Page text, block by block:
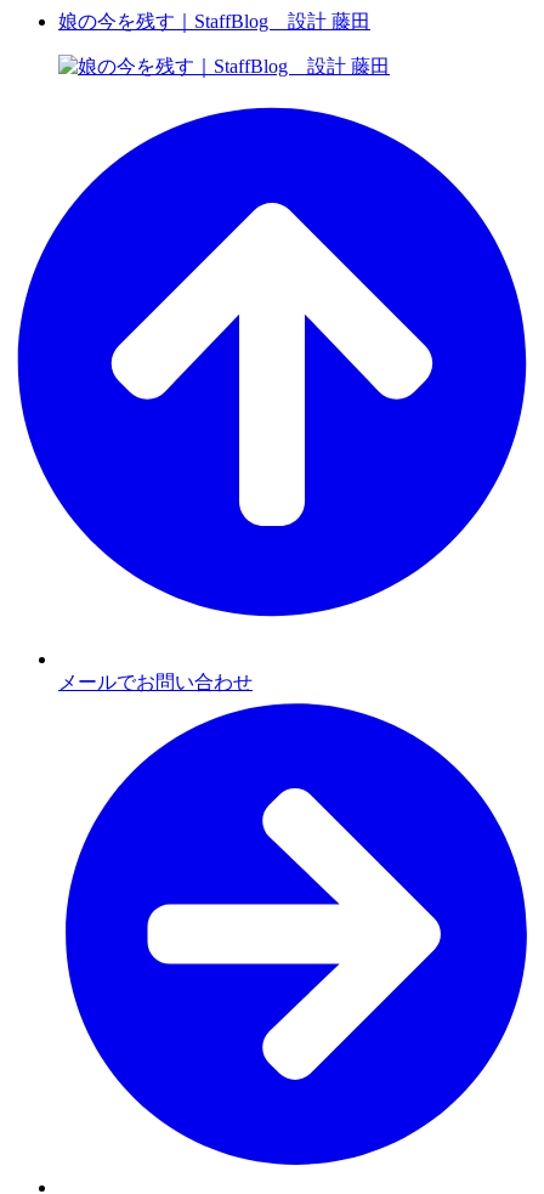
娘の今を残す｜StaffBlog 設計 藤田
メールでお問い合わせ